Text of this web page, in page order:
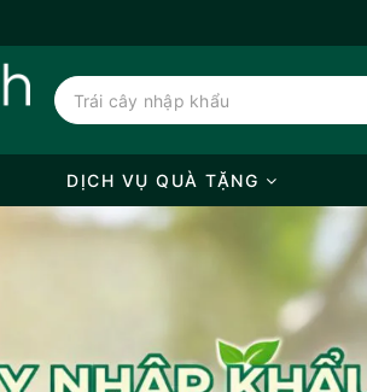
DỊCH VỤ QUÀ TẶNG